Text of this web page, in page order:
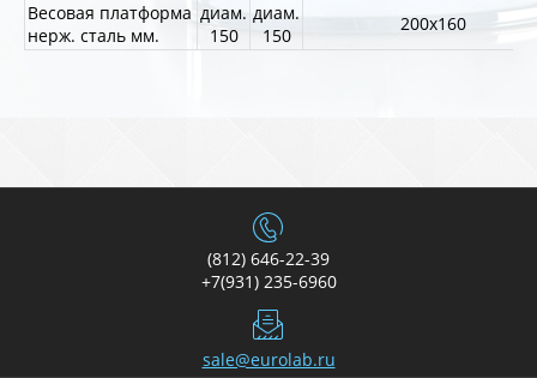
Весовая платформа
нерж. сталь мм.
диам.
150
диам.
150
200х160
(812) 646-22-39
+7(931) 235-6960
sale@eurolab.ru